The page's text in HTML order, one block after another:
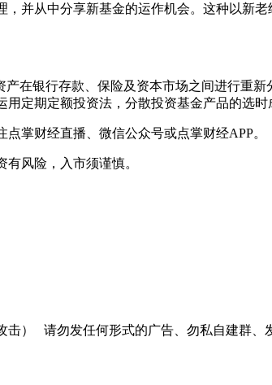
并从中分享新基金的运作机会。这种以新
银行存款、保险及资本市场之间进行重新
定期定额投资法，分散投资基金产品的选时
掌财经直播、微信公众号或点掌财经APP。
风险，入市须谨慎。
） 请勿发任何形式的广告、勿私自建群、